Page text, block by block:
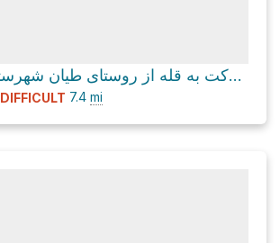
مسیر حرکت به قله از روستای طیان شهرستان ازنا
DIFFICULT 7.4 mi